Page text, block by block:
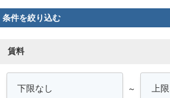
条件を絞り込む
賃料
～